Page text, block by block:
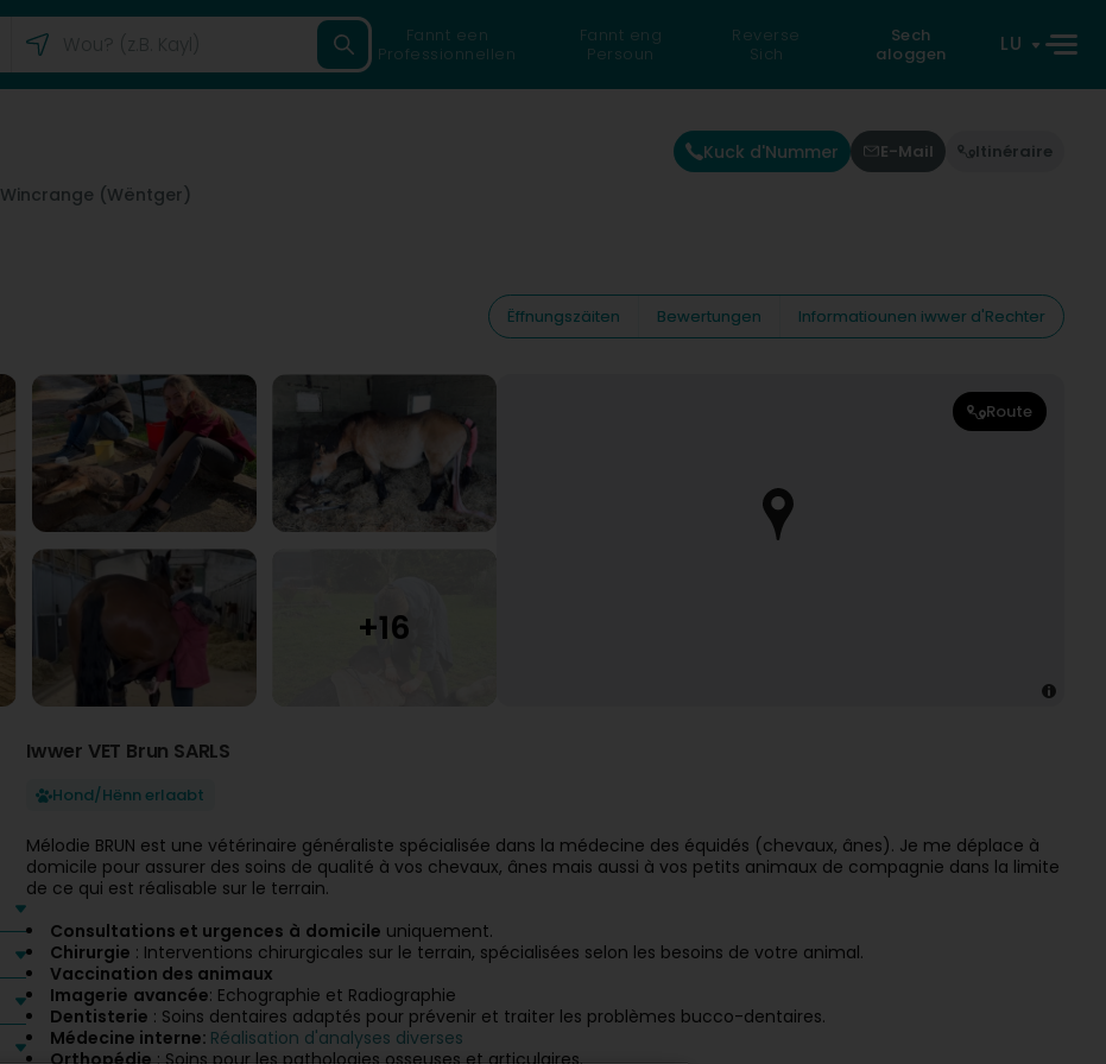
Fannt een
Professionnellen
Fannt eng
Persoun
Reverse
Sich
Sech
aloggen
LU
Wincrange (Wëntger)
Kuck d'Nummer E-Mail Itinéraire
Ëffnungszäiten Bewertungen
Informatiounen iwwer d'Rechter
Route
Iwwer VET Brun SARLS
Hond/Hënn erlaabt
Mélodie BRUN est une vétérinaire généraliste spécialisée dans la médecine des équidés (chevaux, ânes). Je me déplace à
domicile pour assurer des soins de qualité à vos chevaux, ânes mais aussi à vos petits animaux de compagnie dans la limite
de ce qui est réalisable sur le terrain.
Consultations et urgences à domicile uniquement.
Chirurgie : Interventions chirurgicales sur le terrain, spécialisées selon les besoins de votre animal.
Vaccination des animaux
Imagerie avancée: Echographie et Radiographie
Dentisterie : Soins dentaires adaptés pour prévenir et traiter les problèmes bucco-dentaires.
Médecine interne: Réalisation d'analyses diverses
Orthopédie: Soins pour les pathologies osseuses et articulaires.